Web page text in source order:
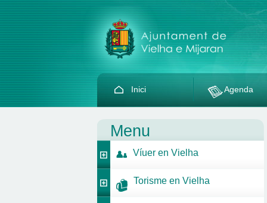
Inici Agenda
Menu
Víuer en Vielha
Torisme en Vielha